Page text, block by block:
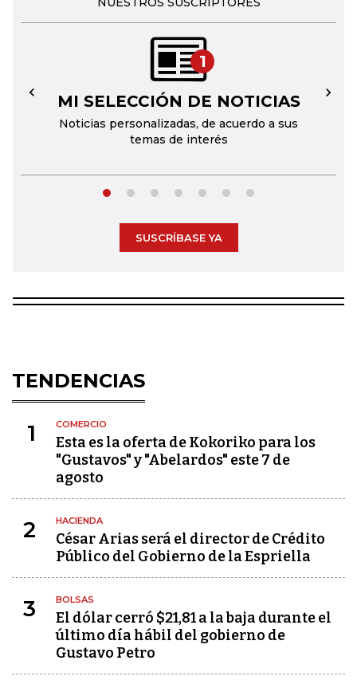
1
MI SELECCIÓN DE NOTICIAS
Noticias personalizadas, de acuerdo a sus
temas de interés
← →
SUSCRÍBASE YA
TENDENCIAS
1 COMERCIO
Esta es la oferta de Kokoriko para los
"Gustavos" y "Abelardos" este 7 de
agosto
2 HACIENDA
César Arias será el director de Crédito
Público del Gobierno de la Espriella
3 BOLSAS
El dólar cerró $21,81 a la baja durante el
último día hábil del gobierno de
Gustavo Petro